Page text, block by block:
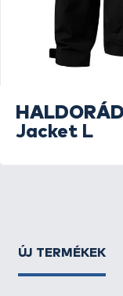
Jacket L
ÚJ TERMÉKEK